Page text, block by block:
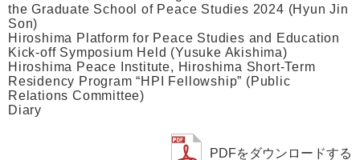
the Graduate School of Peace Studies 2024 (Hyun Jin
Son)
Hiroshima Platform for Peace Studies and Education
Kick-off Symposium Held (Yusuke Akishima)
Hiroshima Peace Institute, Hiroshima Short-Term
Residency Program “HPI Fellowship” (Public
Relations Committee)
Diary
PDFをダウンロードする